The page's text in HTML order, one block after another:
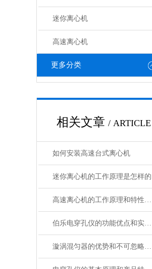
迷你离心机
高速离心机
更多分类
相关文章 / ARTICLE
如何安装高速台式离心机
迷你离心机的工作原理是怎样的
高速离心机的工作原理和特性说明
伯乐电穿孔仪的功能优点和实验流程说明
漩涡混匀器的优势和不可忽略的注意事项